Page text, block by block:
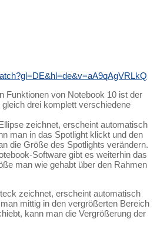
Funktionen von Notebook 10 ist der
drei komplett verschiedene
zeichnet, erscheint automatisch
man in das Spotlight klickt und den
die Größe des Spotlights verändern.
Software gibt es weiterhin das
man wie gehabt über den Rahmen
zeichnet, erscheint automatisch
mittig in den vergrößerten Bereich
kann man die Vergrößerung der